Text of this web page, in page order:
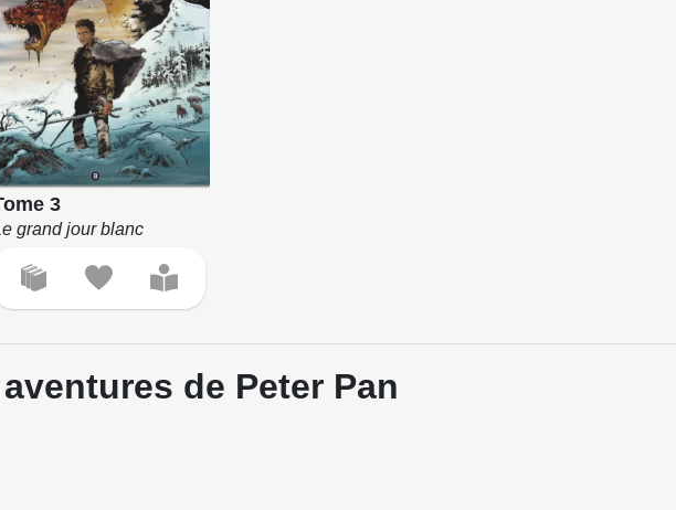
3
grand jour blanc
de Peter Pan